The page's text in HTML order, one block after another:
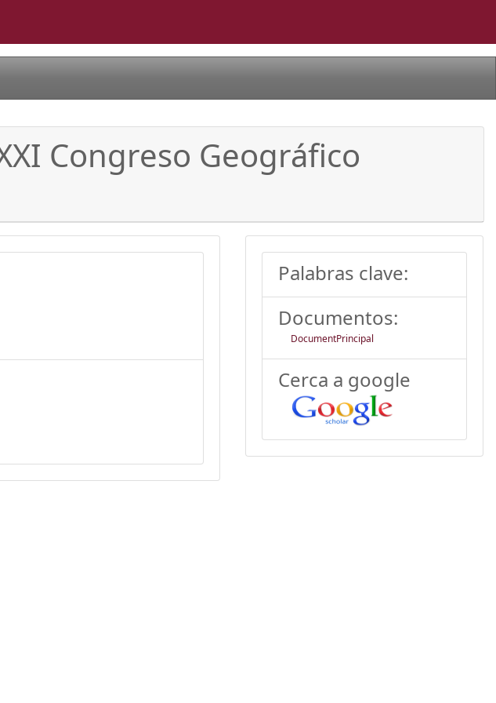
Congreso Geográfico
Palabras clave:
Documentos:
DocumentPrincipal
Cerca a google